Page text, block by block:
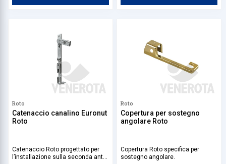
Roto
Catenaccio canalino Euronut
Roto
Catenaccio Roto progettato per
l’installazione sulla seconda anta
Roto
Copertura per sostegno
angolare Roto
Copertura Roto specifica per
sostegno angolare.